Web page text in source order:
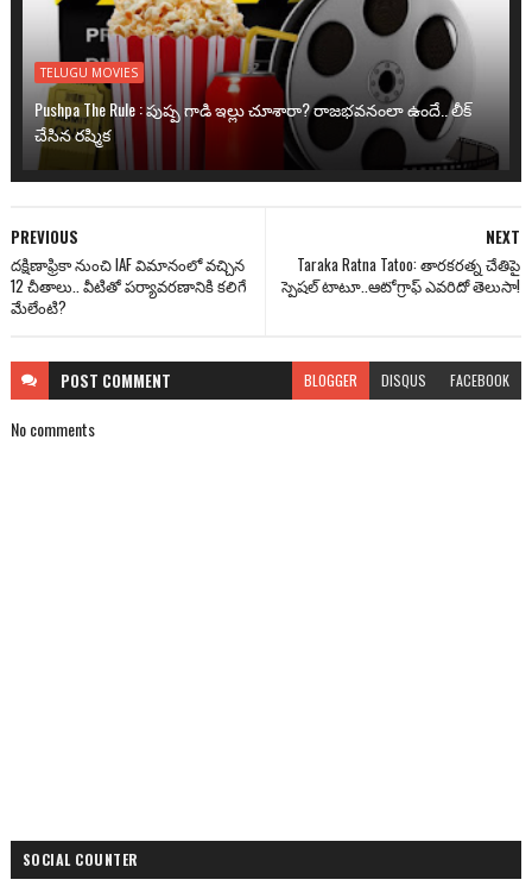
TELUGU MOVIES
Pushpa The Rule : పుష్ప గాడి ఇల్లు చూశారా? రాజభవనంలా ఉందే.. లీక్
చేసిన రష్మిక
NEXT
Taraka Ratna Tatoo: తార‌క‌ర‌త్న చేతిపై
స్పెష‌ల్ టాటూ..ఆటోగ్రాఫ్ ఎవ‌రిదో తెలుసా!
PREVIOUS
దక్షిణాఫ్రికా నుంచి IAF విమానంలో వచ్చిన
12 చీతాలు.. వీటితో పర్యావరణానికి కలిగే
మేలేంటి?
POST COMMENT BLOGGER DISQUS FACEBOOK
No comments
SOCIAL COUNTER